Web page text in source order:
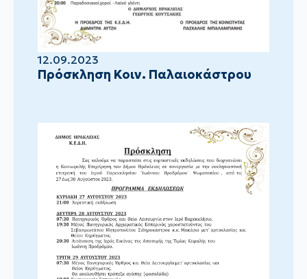
12.09.2023
Πρόσκληση Κοιν. Παλαιοκάστρου